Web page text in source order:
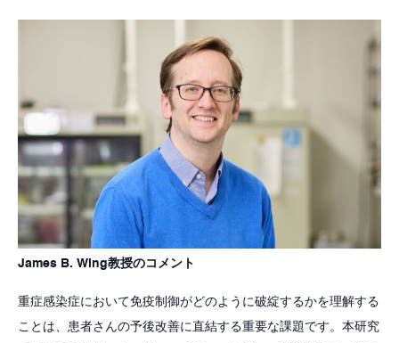
James B. Wing教授のコメント
重症感染症において免疫制御がどのように破綻するかを理解する
ことは、患者さんの予後改善に直結する重要な課題です。本研究